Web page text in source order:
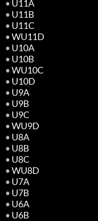
• U11A
• U11B
• U11C
•WU11D
• U10A
• U10B
•WU10C
• U10D
• U9A
• U9B
• U9C
•WU9D
• U8A
• U8B
• U8C
•WU8D
• U7A
• U7B
• U6A
• U6B